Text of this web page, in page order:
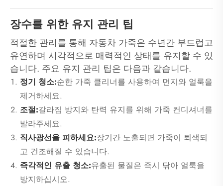
장수를 위한 유지 관리 팁
적절한 관리를 통해 자동차 가죽은 수년간 부드럽고
유연하며 시각적으로 매력적인 상태를 유지할 수 있
습니다. 주요 유지 관리 팁은 다음과 같습니다.
정기 청소:순한 가죽 클리너를 사용하여 먼지와 얼룩을
제거하세요.
조절:갈라짐 방지와 탄력 유지를 위해 가죽 컨디셔너를
발라주세요.
직사광선을 피하세요:장기간 노출되면 가죽이 퇴색되
고 건조해질 수 있습니다.
즉각적인 유출 청소:유출된 물질은 즉시 닦아 얼룩을
방지하십시오.